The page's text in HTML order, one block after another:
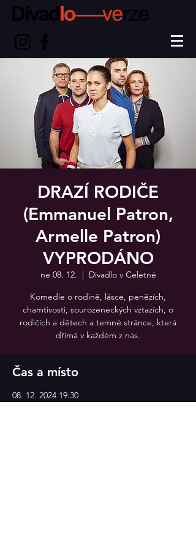
DRAZÍ RODIČE
(Emmanuel Patron,
Armelle Patron)
VYPRODÁNO
ne 08. 12.
  |
Divadlo v Celetné
Komedie o rodině, lásce, penězích,
chamtivosti, sourozeneckých vztazích, o
rodičích a dětech a temné stránce, která
dřímá v každém z nás.
Čas a místo
08. 12. 2024 19:30